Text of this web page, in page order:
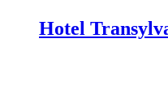
Hotel